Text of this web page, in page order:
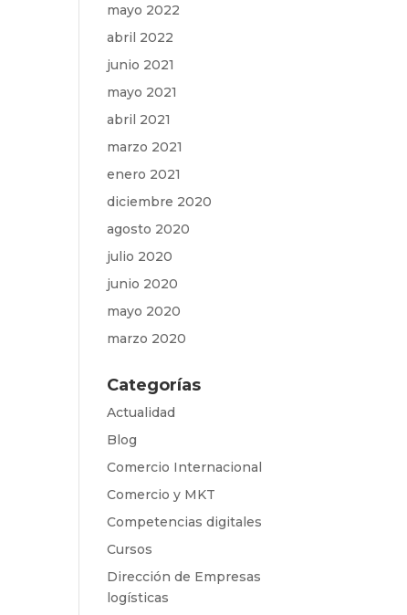
mayo 2022
abril 2022
junio 2021
mayo 2021
abril 2021
marzo 2021
enero 2021
diciembre 2020
agosto 2020
julio 2020
junio 2020
mayo 2020
marzo 2020
Categorías
Actualidad
Blog
Comercio Internacional
Comercio y MKT
Competencias digitales
Cursos
Dirección de Empresas
logísticas